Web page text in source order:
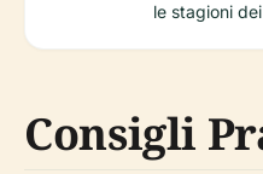
le stagioni
Consigli